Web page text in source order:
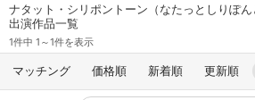
ナタット・シリポントーン（なたっとしりぽん
出演作品一覧
1件中 1～1件を表示
マッチング 価格順 新着順 更新順